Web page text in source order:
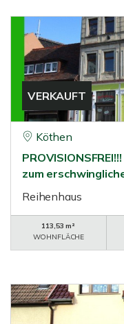
VERKAUFT
Köthen
zum
Reihenhaus
113,53 m²
WOHNFLÄCHE